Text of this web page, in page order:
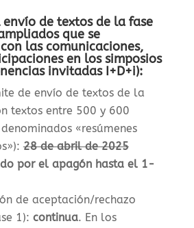
envío de textos de la fase
que se
las comunicaciones,
en los simposios
invitadas I+D+i):
de envío de textos de la
textos entre 500 y 600
«resúmenes
:28 de abril de 2025
por el apagón hasta el 1-
de aceptación/rechazo
1): continua. En los